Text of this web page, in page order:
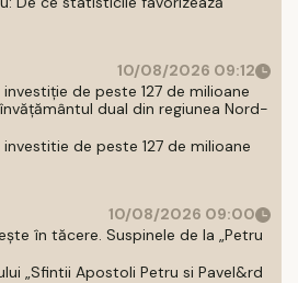
10/08/2026 09:12
investiție de peste 127 de milioane
dual din regiunea Nord-
investitie de peste 127 de milioane
10/08/2026 09:00
în tăcere. Suspinele de la „Petru
„Sfintii Apostoli Petru si Pavel&rd